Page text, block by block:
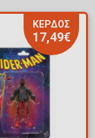
ΚΕΡΔΟΣ
17,49€